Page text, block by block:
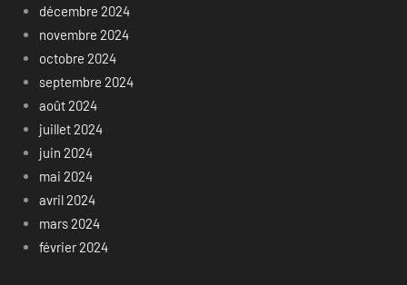
décembre 2024
novembre 2024
octobre 2024
septembre 2024
août 2024
juillet 2024
juin 2024
mai 2024
avril 2024
mars 2024
février 2024